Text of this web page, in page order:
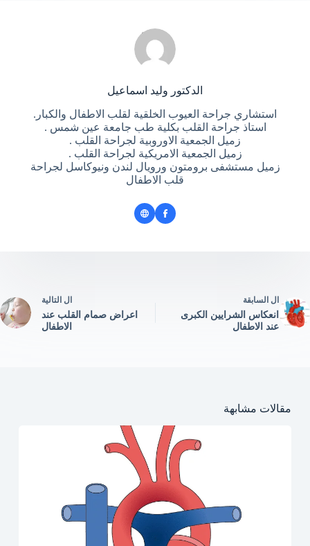
الدكتور وليد اسماعيل
استشاري جراحة العيوب الخلقية لقلب الاطفال والكبار.
استاذ جراحة القلب بكلية طب جامعة عين شمس .
زميل الجمعية الاوروبية لجراحة القلب .
زميل الجمعية الامريكية لجراحة القلب .
زميل مستشفى برومتون ورويال لندن ونيوكاسل لجراحة
قلب الاطفال
ال السابقة
انعكاس الشرايين الكبرى
عند الاطفال
ال التالية
اعراض صمام القلب عند
الاطفال
مقالات مشابهة